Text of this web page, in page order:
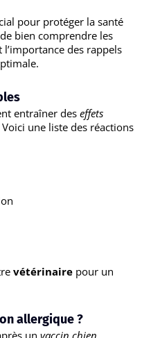
pour protéger la santé
bien comprendre les
des rappels
entraîner des effets
une liste des réactions
vétérinaire pour un
allergique ?
un vaccin chien